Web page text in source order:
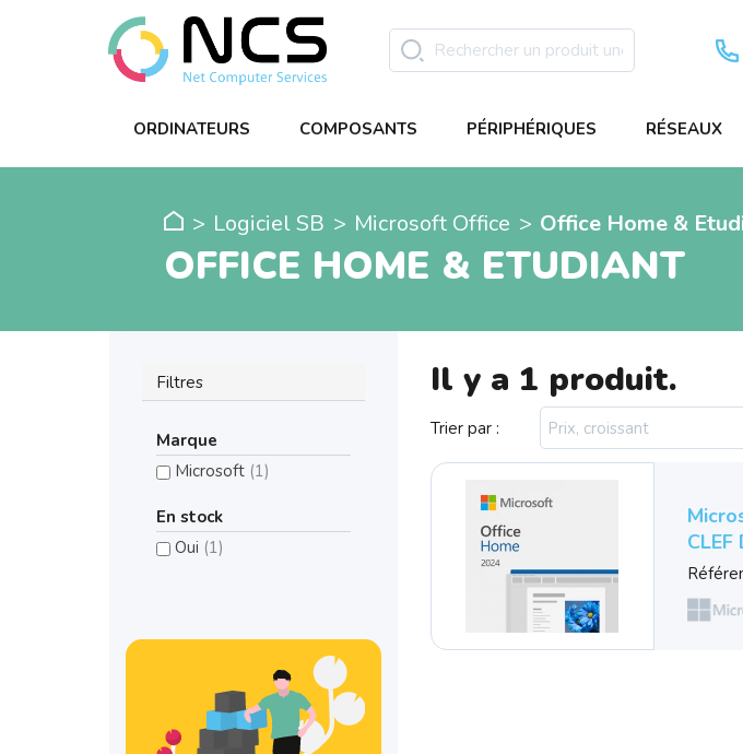
ORDINATEURS COMPOSANTS PÉRIPHÉRIQUES RÉSEAUX
Logiciel SB Microsoft Office Office Home &
OFFICE HOME & ETUDIANT
Filtres
Marque
Microsoft (1)
En stock
Oui (1)
Il y a 1 produit.
Trier par : Prix, croissant